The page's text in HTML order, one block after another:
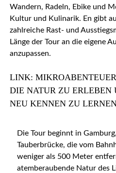
Wandern, Radeln, Ebike und
Kultur und Kulinarik. En gibt
zahlreiche Rast- und
Länge der Tour an die eigene
anzupassen.
LINK:
DIE NATUR ZU ERLEBEN
NEU KENNEN ZU
Die Tour beginnt in
Tauberbrücke, die vom
weniger als 500 Meter
atemberaubende Natur des